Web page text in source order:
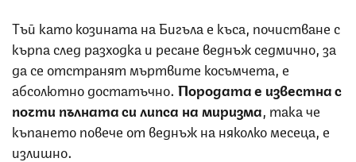
Тъй като козината на Бигъла е къса, почистване с
кърпа след разходка и ресане веднъж седмично, за
да се отстранят мъртвите косъмчета, е
абсолютно достатъчно. Породата е известна с
почти пълната си липса на миризма , така че
къпането повече от веднъж на няколко месеца, е
излишно.